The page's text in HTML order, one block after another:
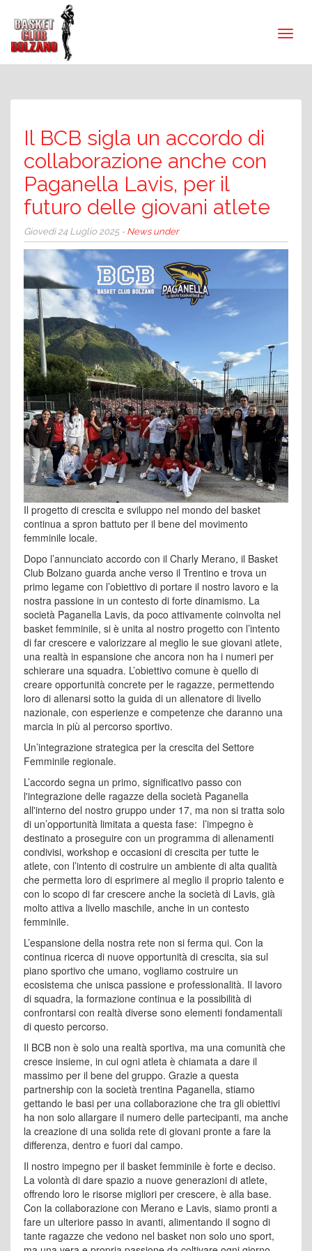
Il BCB sigla un accordo di
collaborazione anche con
Paganella Lavis, per il
futuro delle giovani atlete
Giovedì 24 Luglio 2025 - News under
Il progetto di crescita e sviluppo nel mondo del basket
continua a spron battuto per il bene del movimento
femminile locale.
Dopo l’annunciato accordo con il Charly Merano, il Basket
Club Bolzano guarda anche verso il Trentino e trova un
primo legame con l’obiettivo di portare il nostro lavoro e la
nostra passione in un contesto di forte dinamismo. La
società Paganella Lavis, da poco attivamente coinvolta nel
basket femminile, si è unita al nostro progetto con l’intento
di far crescere e valorizzare al meglio le sue giovani atlete,
una realtà in espansione che ancora non ha i numeri per
schierare una squadra. L’obiettivo comune è quello di
creare opportunità concrete per le ragazze, permettendo
loro di allenarsi sotto la guida di un allenatore di livello
nazionale, con esperienze e competenze che daranno una
marcia in più al percorso sportivo.
Un’integrazione strategica per la crescita del Settore
Femminile regionale.
L’accordo segna un primo, significativo passo con
l'integrazione delle ragazze della società Paganella
all'interno del nostro gruppo under 17, ma non si tratta solo
di un’opportunità limitata a questa fase: l’impegno è
destinato a proseguire con un programma di allenamenti
condivisi, workshop e occasioni di crescita per tutte le
atlete, con l’intento di costruire un ambiente di alta qualità
che permetta loro di esprimere al meglio il proprio talento e
con lo scopo di far crescere anche la società di Lavis, già
molto attiva a livello maschile, anche in un contesto
femminile.
L’espansione della nostra rete non si ferma qui. Con la
continua ricerca di nuove opportunità di crescita, sia sul
piano sportivo che umano, vogliamo costruire un
ecosistema che unisca passione e professionalità. Il lavoro
di squadra, la formazione continua e la possibilità di
confrontarsi con realtà diverse sono elementi fondamentali
di questo percorso.
Il BCB non è solo una realtà sportiva, ma una comunità che
cresce insieme, in cui ogni atleta è chiamata a dare il
massimo per il bene del gruppo. Grazie a questa
partnership con la società trentina Paganella, stiamo
gettando le basi per una collaborazione che tra gli obiettivi
ha non solo allargare il numero delle partecipanti, ma anche
la creazione di una solida rete di giovani pronte a fare la
differenza, dentro e fuori dal campo.
Il nostro impegno per il basket femminile è forte e deciso.
La volontà di dare spazio a nuove generazioni di atlete,
offrendo loro le risorse migliori per crescere, è alla base.
Con la collaborazione con Merano e Lavis, siamo pronti a
fare un ulteriore passo in avanti, alimentando il sogno di
tante ragazze che vedono nel basket non solo uno sport,